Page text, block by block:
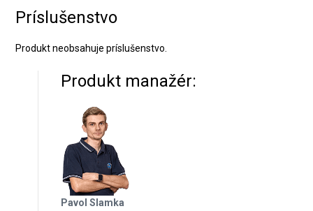
Príslušenstvo
Produkt neobsahuje príslušenstvo.
Produkt manažér:
Pavol Slamka